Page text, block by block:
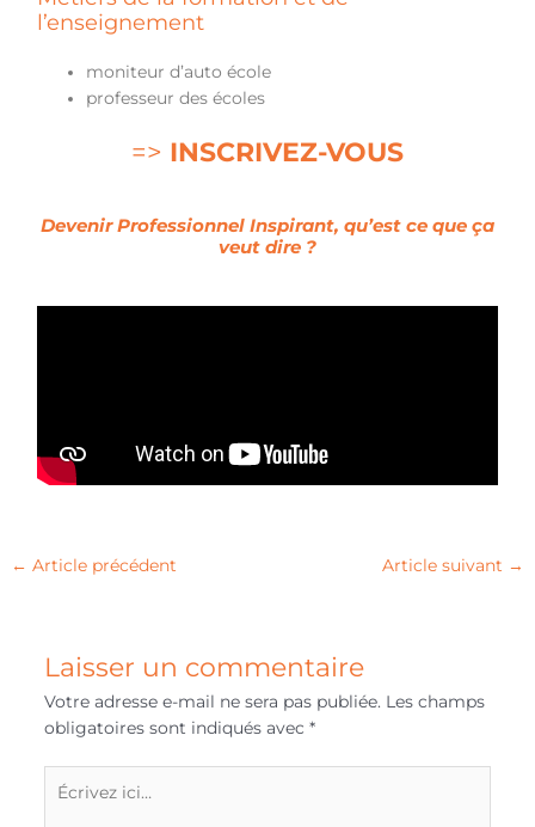
l’enseignement
moniteur d’auto école
professeur des écoles
=> INSCRIVEZ-VOUS
Devenir Professionnel Inspirant, qu’est ce que ça
veut dire ?
← Article précédent Article suivant →
Laisser un commentaire
Votre adresse e-mail ne sera pas publiée. Les champs
obligatoires sont indiqués avec *
ici…